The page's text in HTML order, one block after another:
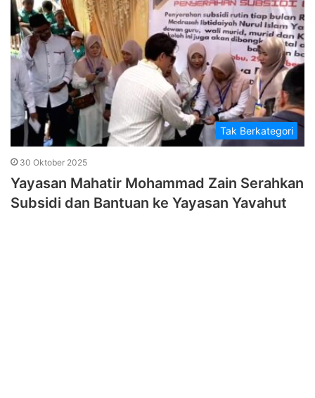
Tak Berkategori
30 Oktober 2025
Yayasan Mahatir Mohammad Zain Serahkan
Subsidi dan Bantuan ke Yayasan Yavahut